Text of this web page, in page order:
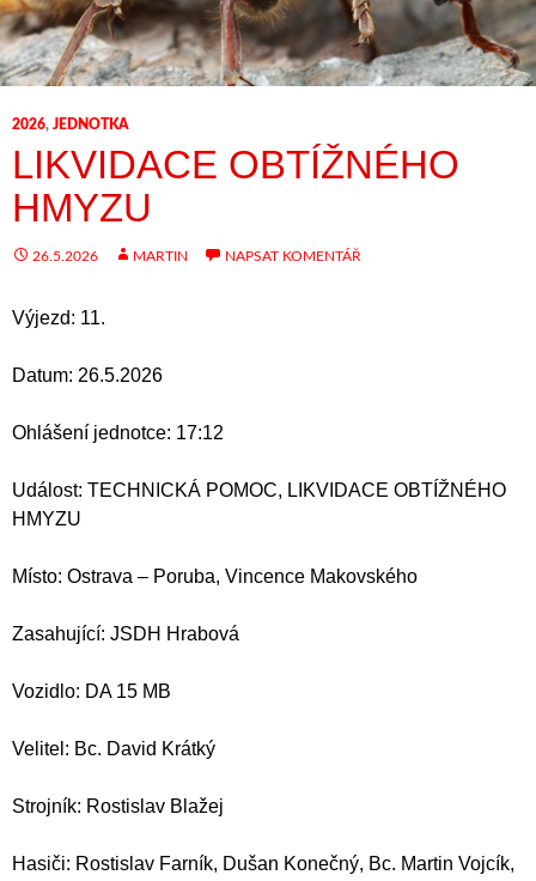
2026, JEDNOTKA
LIKVIDACE OBTÍŽNÉHO
HMYZU
26.5.2026 MARTIN NAPSAT KOMENTÁŘ
Výjezd: 11.
Datum: 26.5.2026
Ohlášení jednotce: 17:12
Událost: TECHNICKÁ POMOC, LIKVIDACE OBTÍŽNÉHO
HMYZU
Místo: Ostrava – Poruba, Vincence Makovského
Zasahující: JSDH Hrabová
Vozidlo: DA 15 MB
Velitel: Bc. David Krátký
Strojník: Rostislav Blažej
Hasiči: Rostislav Farník, Dušan Konečný, Bc. Martin Vojcík,